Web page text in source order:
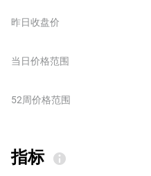
昨日收盘价
当日价格范围
52周价格范围
指标